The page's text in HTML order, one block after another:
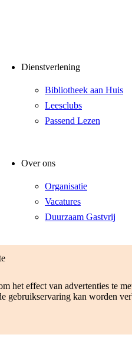
het effect van advertenties te
gebruikservaring kan worden
Dienstverlening
Bibliotheek aan Huis
Leesclubs
Passend Lezen
Over ons
Organisatie
Vacatures
Duurzaam Gastvrij